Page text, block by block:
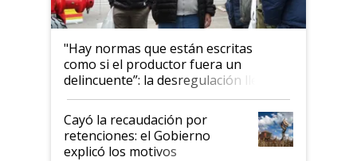
"Hay normas que están escritas
como si el productor fuera un
delincuente”: la desregulación llegó
al Congreso Aapresid y hasta se
habló del financiamiento al IPCVA
Cayó la recaudación por
retenciones: el Gobierno
explicó los motivos